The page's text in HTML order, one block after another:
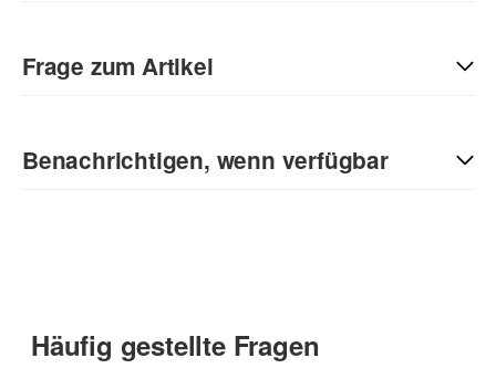
Sie Anderen bei der Kaufentscheidung:
Frage zum Artikel
Anrede
Benachrichtigen, wenn verfügbar
(* = Pflichtfelder)
Datenschutzerklärung
Häufig gestellte Fragen